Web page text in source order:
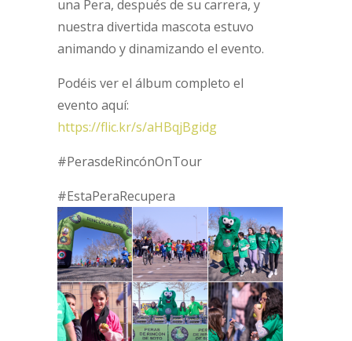
una Pera, después de su carrera, y
nuestra divertida mascota estuvo
animando y dinamizando el evento.
Podéis ver el álbum completo el
evento aquí:
https://flic.kr/s/aHBqjBgidg
#PerasdeRincónOnTour
#EstaPeraRecupera